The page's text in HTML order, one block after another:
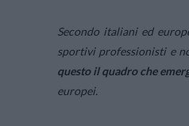
Secondo italiani ed
sportivi professionisti e
questo il quadro che
europei.